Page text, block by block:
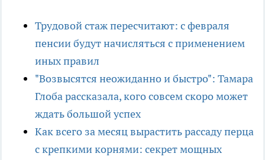
Трудовой стаж пересчитают: с февраля
пенсии будут начисляться с применением
иных правил
"Возвысятся неожиданно и быстро": Тамара
Глоба рассказала, кого совсем скоро может
ждать большой успех
Как всего за месяц вырастить рассаду перца
с крепкими корнями: секрет мощных